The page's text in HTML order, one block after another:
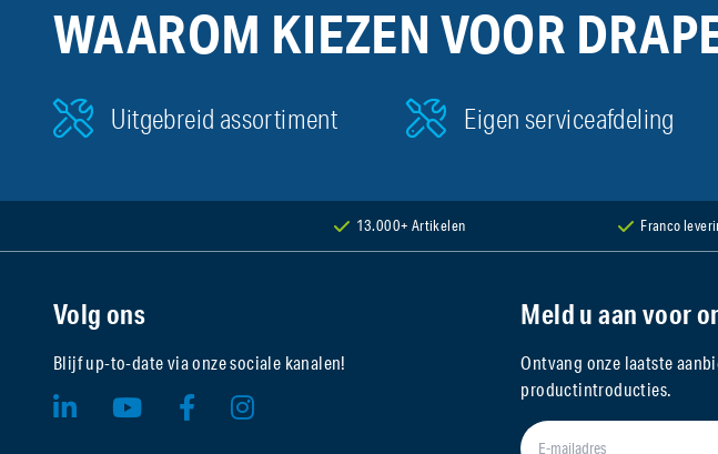
WAAROM KIEZEN VOOR
Uitgebreid assortiment Eigen serviceafdeling
13.000+ Artikelen Franco
Volg ons
Blijf up-to-date via onze sociale kanalen!
Meld u aan voor
Ontvang onze laatste
productintroducties.